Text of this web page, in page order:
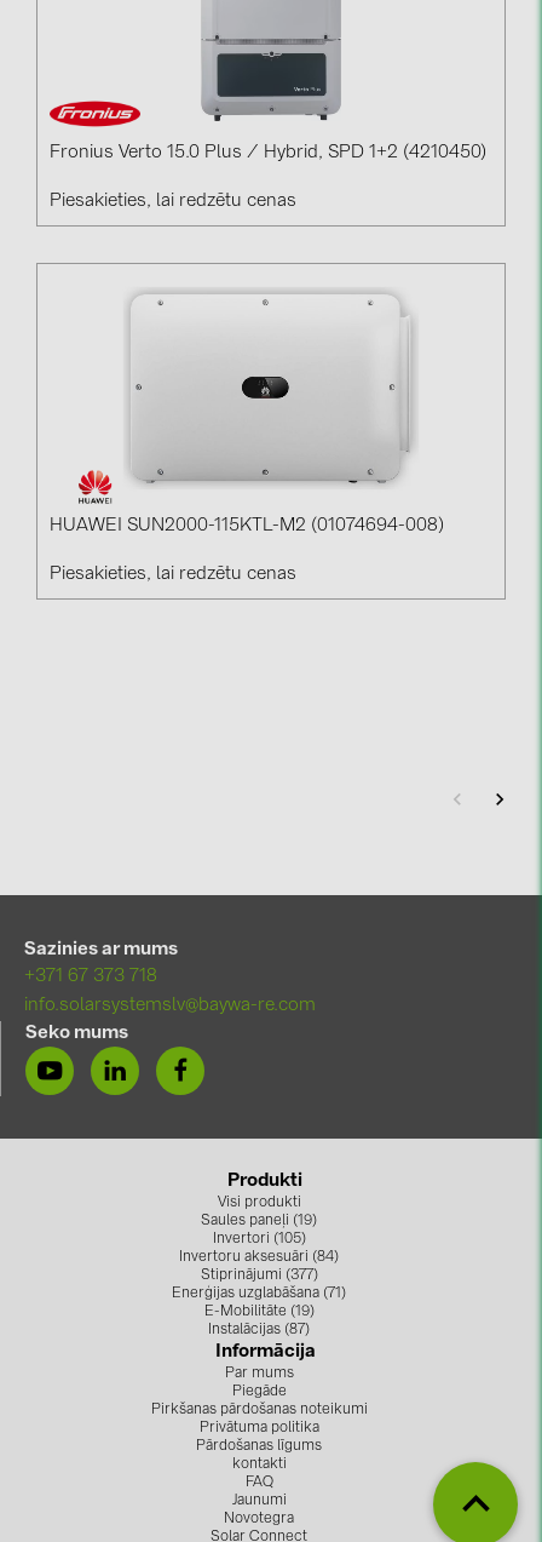
Fronius Verto 15.0 Plus / Hybrid, SPD 1+2 (4210450)
Piesakieties, lai redzētu cenas
HUAWEI SUN2000-115KTL-M2 (01074694-008)
Piesakieties, lai redzētu cenas
Sazinies ar mums
+371 67 373 718
info.solarsystemslv@baywa-re.com
Seko mums
Produkti
Visi produkti
Saules paneļi (19)
Invertori (105)
Invertoru aksesuāri (84)
Stiprinājumi (377)
Enerģijas uzglabāšana (71)
E-Mobilitāte (19)
Instalācijas (87)
Informācija
Par mums
Piegāde
Pirkšanas pārdošanas noteikumi
Privātuma politika
Pārdošanas līgums
kontakti
FAQ
Jaunumi
Novotegra
Solar Connect